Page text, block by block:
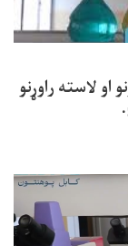
لاسته راوړنو